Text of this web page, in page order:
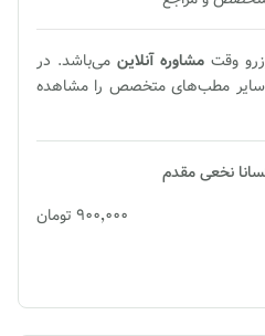
وقت مشاورهآنلاین می‌باشد. در
سایر مطب‌های متخصص را مشاهده
نخعی مقدم
۹۰۰٬۰۰۰ تومان